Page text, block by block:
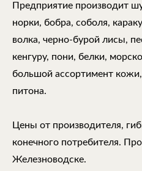
Предприятие производит
норки, бобра, соболя,
волка, черно-бурой лисы,
кенгуру, пони, белки,
большой ассортимент
питона.
Цены от производителя,
конечного потребителя.
Железноводске.